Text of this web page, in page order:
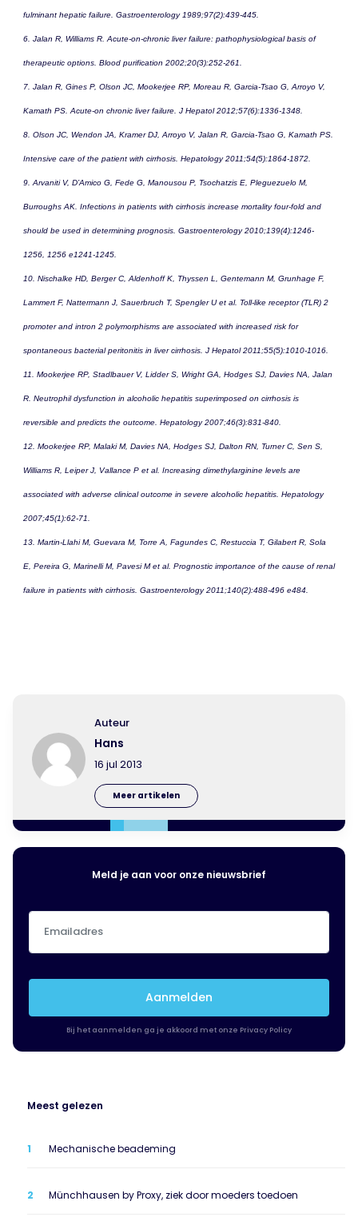
Auteur
Hans
16 jul 2013
Meer artikelen
Meld je aan voor onze nieuwsbrief
Emailadres
Aanmelden
Bij het aanmelden ga je akkoord met onze Privacy Policy
Meest gelezen
Mechanische beademing
Münchhausen by Proxy, ziek door moeders toedoen
fulminant hepatic failure. Gastroenterology 1989;97(2):439-445.
6. Jalan R, Williams R. Acute-on-chronic liver failure: pathophysiological basis of
therapeutic options. Blood purification 2002;20(3):252-261.
7. Jalan R, Gines P, Olson JC, Mookerjee RP, Moreau R, Garcia-Tsao G, Arroyo V,
Kamath PS. Acute-on chronic liver failure. J Hepatol 2012;57(6):1336-1348.
8. Olson JC, Wendon JA, Kramer DJ, Arroyo V, Jalan R, Garcia-Tsao G, Kamath PS.
Intensive care of the patient with cirrhosis. Hepatology 2011;54(5):1864-1872.
9. Arvaniti V, D’Amico G, Fede G, Manousou P, Tsochatzis E, Pleguezuelo M,
Burroughs AK. Infections in patients with cirrhosis increase mortality four-fold and
should be used in determining prognosis. Gastroenterology 2010;139(4):1246-
1256, 1256 e1241-1245.
10. Nischalke HD, Berger C, Aldenhoff K, Thyssen L, Gentemann M, Grunhage F,
Lammert F, Nattermann J, Sauerbruch T, Spengler U et al. Toll-like receptor (TLR) 2
promoter and intron 2 polymorphisms are associated with increased risk for
spontaneous bacterial peritonitis in liver cirrhosis. J Hepatol 2011;55(5):1010-1016.
11. Mookerjee RP, Stadlbauer V, Lidder S, Wright GA, Hodges SJ, Davies NA, Jalan
R. Neutrophil dysfunction in alcoholic hepatitis superimposed on cirrhosis is
reversible and predicts the outcome. Hepatology 2007;46(3):831-840.
12. Mookerjee RP, Malaki M, Davies NA, Hodges SJ, Dalton RN, Turner C, Sen S,
Williams R, Leiper J, Vallance P et al. Increasing dimethylarginine levels are
associated with adverse clinical outcome in severe alcoholic hepatitis. Hepatology
2007;45(1):62-71.
13. Martin-Llahi M, Guevara M, Torre A, Fagundes C, Restuccia T, Gilabert R, Sola
E, Pereira G, Marinelli M, Pavesi M et al. Prognostic importance of the cause of renal
failure in patients with cirrhosis. Gastroenterology 2011;140(2):488-496 e484.